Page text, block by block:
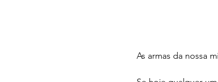
As armas da nossa